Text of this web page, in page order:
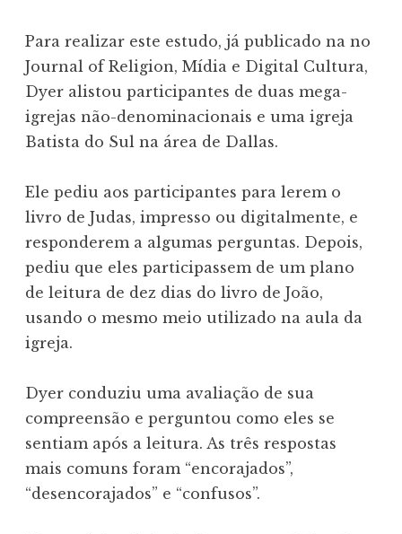
Para realizar este estudo, já publicado na no
Journal of Religion, Mídia e Digital Cultura,
Dyer alistou participantes de duas mega-
igrejas não-denominacionais e uma igreja
Batista do Sul na área de Dallas.
Ele pediu aos participantes para lerem o
livro de Judas, impresso ou digitalmente, e
responderem a algumas perguntas. Depois,
pediu que eles participassem de um plano
de leitura de dez dias do livro de João,
usando o mesmo meio utilizado na aula da
igreja.
Dyer conduziu uma avaliação de sua
compreensão e perguntou como eles se
sentiam após a leitura. As três respostas
mais comuns foram “encorajados”,
“desencorajados” e “confusos”.